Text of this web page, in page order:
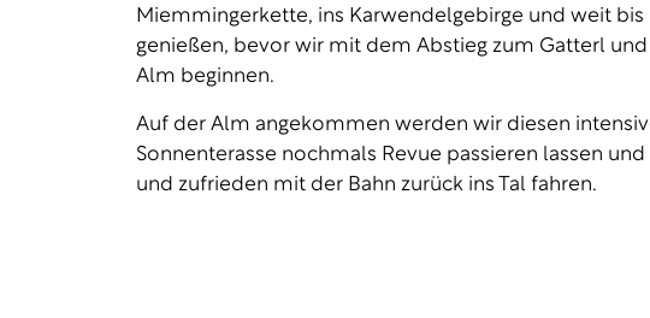
Miemmingerkette, ins Karwendelgebirge und weit
genießen, bevor wir mit dem Abstieg zum Gatterl
Alm beginnen.
Auf der Alm angekommen werden wir diesen
Sonnenterasse nochmals Revue passieren lassen
und zufrieden mit der Bahn zurück ins Tal fahren.